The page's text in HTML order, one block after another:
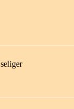
seliger